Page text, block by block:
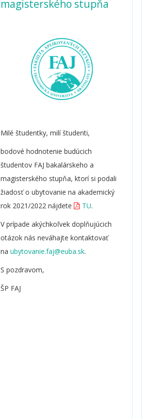
magisterského stupňa
Milé študentky, milí študenti,
bodové hodnotenie budúcich
študentov FAJ bakalárskeho a
magisterského stupňa, ktorí si podali
žiadosť o ubytovanie na akademický
rok 2021/2022 nájdete
TU.
V prípade akýchkoľvek doplňujúcich
otázok nás neváhajte kontaktovať
na
.
S pozdravom,
ŠP FAJ